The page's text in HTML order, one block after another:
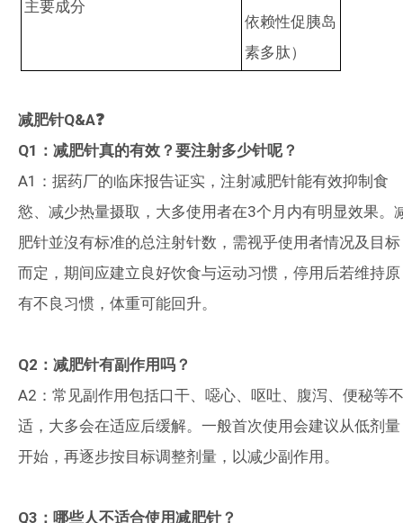
主要成分
依赖性促胰岛
素多肽）
减肥针Q&A❓
Q1 ：减肥针真的有效？要注射多少针呢？
A1 ：据药厂的临床报告证实，注射减肥针能有效抑制食
慾、减少热量摄取，大多使用者在3个月内有明显效果。
肥针並沒有标准的总注射针数，需视乎使用者情况及目标
而定，期间应建立良好饮食与运动习惯，停用后若维持原
有不良习惯，体重可能回升。
Q2 ：减肥针有副作用吗？
A2 ：常见副作用包括口干、噁心、呕吐、腹泻、便秘等不
适，大多会在适应后缓解。一般首次使用会建议从低剂量
开始，再逐步按目标调整剂量，以减少副作用。
Q3 ：哪些人不适合使用减肥针？